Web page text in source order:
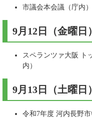
市議会本会議（庁内）
9月12日（金曜日）​
スペランツァ大阪 ト
内）
9月13日（土曜日）​
令和7年度 河内長野